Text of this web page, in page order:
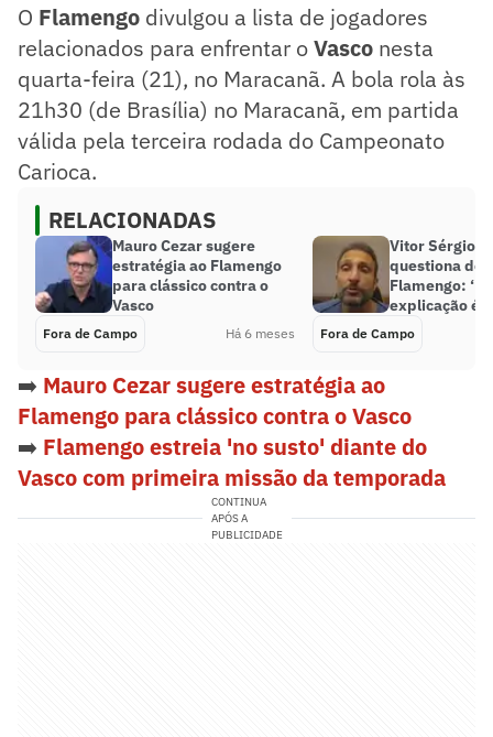
O Flamengo divulgou a lista de jogadores
relacionados para enfrentar oVasco nesta
quarta-feira (21), no Maracanã. A bola rola às
21h30 (de Brasília) no Maracanã, em partida
válida pela terceira rodada do Campeonato
Carioca.
RELACIONADAS
Mauro Cezar sugere
estratégia ao Flamengo
para clássico contra o
Vasco
Fora de Campo Há 6 meses
Vitor Sérgio
questiona
Flamengo:
explicação é
Fora de Campo
➡️ Mauro Cezar sugere estratégia ao
Flamengo para clássico contra o Vasco
➡️ Flamengo estreia 'no susto' diante do
Vasco com primeira missão da temporada
CONTINUA
APÓS A
PUBLICIDADE